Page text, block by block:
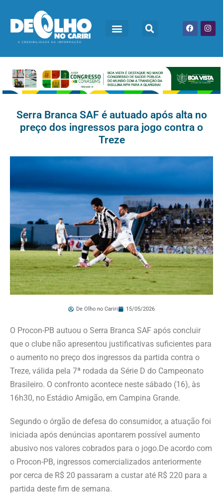
Serra Branca SAF é autuado após alta no
preço dos ingressos para jogo contra o
Treze
De Olho no Cariri 15/05/2026
O Procon-PB autuou o Serra Branca SAF após concluir
que o clube não apresentou justificativas suficientes para
o aumento no preço dos ingressos da partida contra o
Treze, válida pela 7ª rodada da Série D do Campeonato
Brasileiro. O confronto acontece neste sábado (16), às
16h30, no Estádio Amigão, em Campina Grande.
Segundo o órgão de defesa do consumidor, a atuação foi
iniciada após denúncias apontarem possível aumento
abusivo nos valores cobrados para o jogo.De acordo com
o Procon-PB, ingressos comercializados anteriormente
por cerca de R$ 20 passaram a custar até R$ 220 para a
partida deste fim de semana.